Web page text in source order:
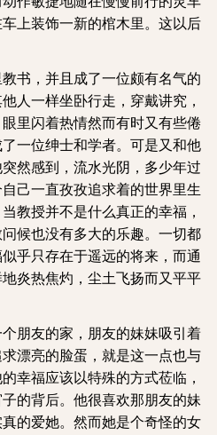
上装饰一新的棺木里。这以后
书，并且成了一位颇有名气的
人一样坐卧行走，穿戴讲究，
里闪着热情然而有时又有些倦
一位绅士和学者。可是又和他
然感到，流水光阴，多少年过
己一直孜孜追求着的世界里生
教授并不是什么真正的幸福，
候也没有多大的乐趣。一切都
乎只存在于遥远的将来，而通
炎热焦灼，尘土飞扬而又平平
朋友的家，朋友的妹妹吸引着
漂亮的脸蛋，就是这一点也与
幸福应该以特殊的方式莅临，
的背后。他很喜欢那朋友的妹
的爱她。然而她是个奇怪的女